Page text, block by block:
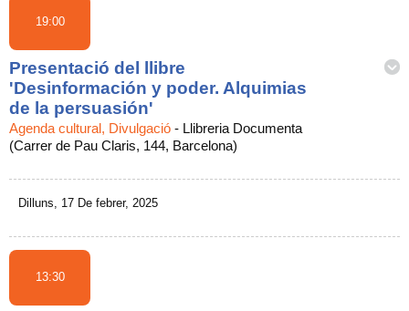
19:00
Presentació del llibre
'Desinformación y poder. Alquimias
de la persuasión'
Agenda cultural, Divulgació - Llibreria Documenta
(Carrer de Pau Claris, 144, Barcelona)
Dilluns, 17 De febrer, 2025
13:30